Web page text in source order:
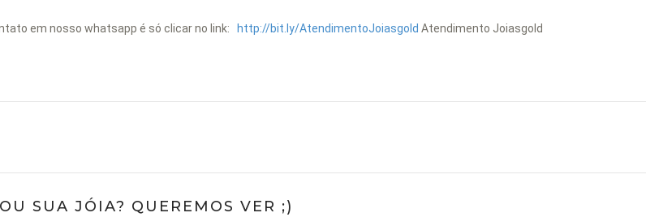
em nosso whatsapp é só clicar no link: http://bit.ly/AtendimentoJoiasgold Atendimento Joiasgold
SUA JÓIA? QUEREMOS VER ;)